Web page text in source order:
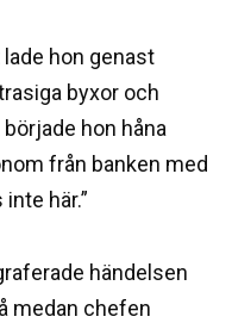
hon genast
byxor och
hon håna
från banken med
här.”
händelsen
medan chefen